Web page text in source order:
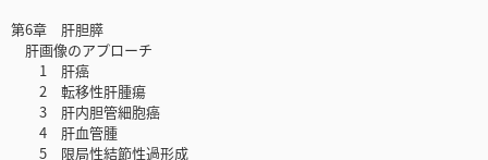
第6章 肝胆膵
肝画像のアプローチ
1 肝癌
2 転移性肝腫瘍
3 肝内胆管細胞癌
4 肝血管腫
5 限局性結節性過形成